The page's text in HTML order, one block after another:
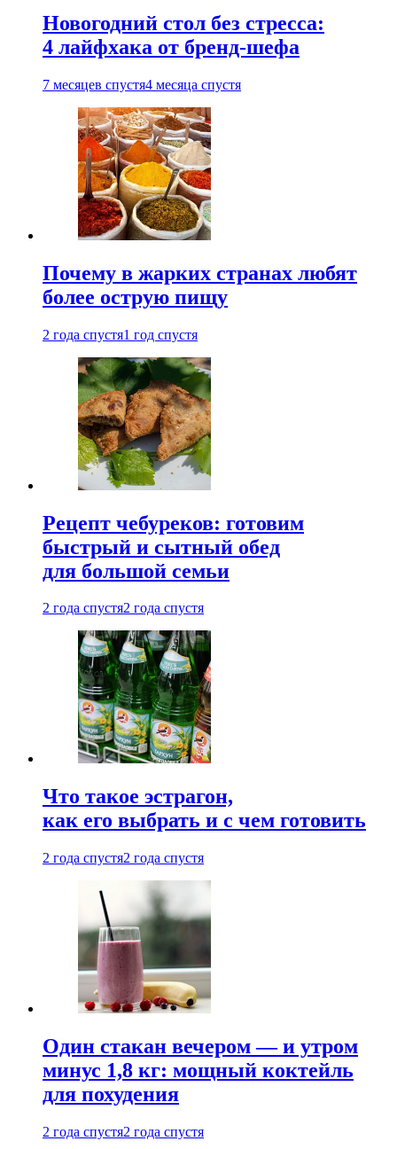
Новогодний стол без стресса:
4 лайфхака от бренд-шефа
7 месяцев спустя4 месяца спустя
Почему в жарких странах любят
более острую пищу
2 года спустя1 год спустя
Рецепт чебуреков: готовим
быстрый и сытный обед
для большой семьи
2 года спустя2 года спустя
Что такое эстрагон,
как его выбрать и с чем готовить
2 года спустя2 года спустя
Один стакан вечером — и утром
минус 1,8 кг: мощный коктейль
для похудения
2 года спустя2 года спустя